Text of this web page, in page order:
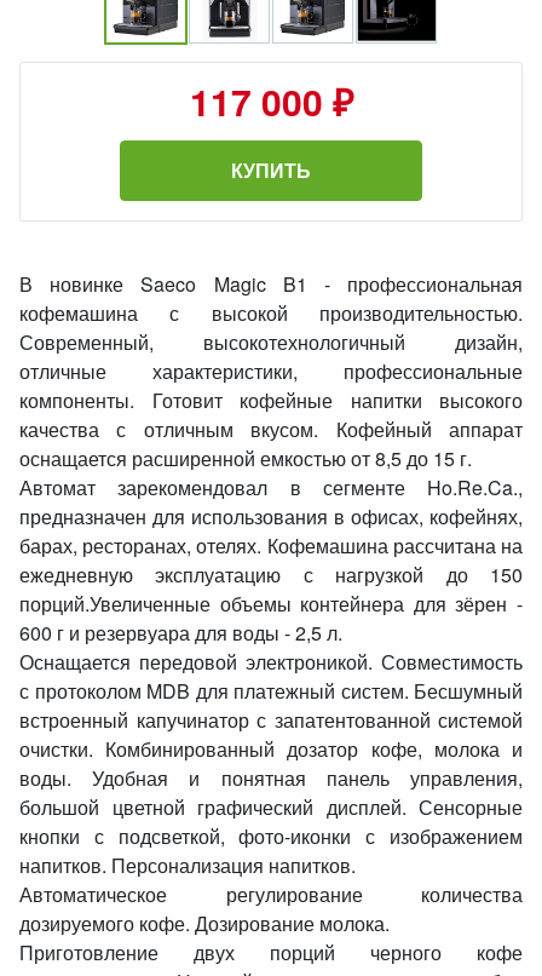
117 000 ₽
КУПИТЬ
В новинке Saeco Magic B1 - профессиональная
кофемашина с высокой производительностью.
Современный, высокотехнологичный дизайн,
отличные характеристики, профессиональные
компоненты. Готовит кофейные напитки высокого
качества с отличным вкусом. Кофейный аппарат
оснащается расширенной емкостью от 8,5 до 15 г.
Автомат зарекомендовал в сегменте Ho.Re.Ca.,
предназначен для использования в офисах, кофейнях,
барах, ресторанах, отелях. Кофемашина рассчитана на
ежедневную эксплуатацию с нагрузкой до 150
порций.Увеличенные объемы контейнера для зёрен -
600 г и резервуара для воды - 2,5 л.
Оснащается передовой электроникой. Совместимость
с протоколом MDB для платежный систем. Бесшумный
встроенный капучинатор с запатентованной системой
очистки. Комбинированный дозатор кофе, молока и
воды. Удобная и понятная панель управления,
большой цветной графический дисплей. Сенсорные
кнопки с подсветкой, фото-иконки с изображением
напитков. Персонализация напитков.
Автоматическое регулирование количества
дозируемого кофе. Дозирование молока.
Приготовление двух порций черного кофе